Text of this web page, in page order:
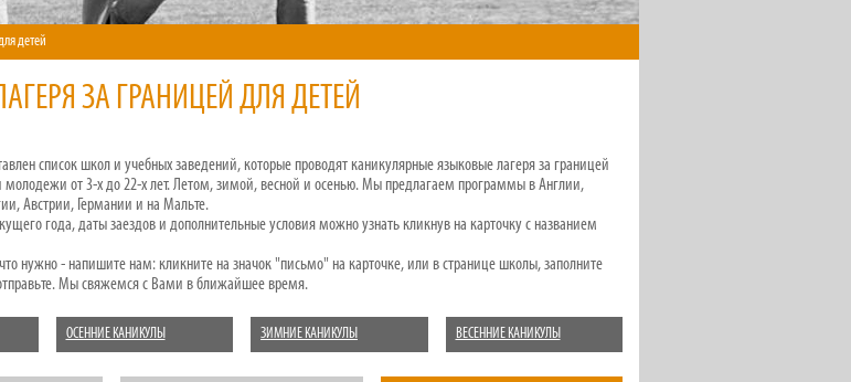
детей
ЗА ГРАНИЦЕЙ ДЛЯ ДЕТЕЙ
список школ и учебных заведений, которые проводят каникулярные языковые лагеря за границей
молодежи от 3-х до 22-х лет. Летом, зимой, весной и осенью. Мы предлагаем программы в Англии,
Австрии, Германии и на Мальте.
года, даты заездов и дополнительные условия можно узнать кликнув на карточку с названием
нужно - напишите нам: кликните на значок "письмо" на карточке, или в странице школы, заполните
Мы свяжемся с Вами в ближайшее время.
ОСЕННИЕ КАНИКУЛЫ ЗИМНИЕ КАНИКУЛЫ ВЕСЕННИЕ КАНИКУЛЫ